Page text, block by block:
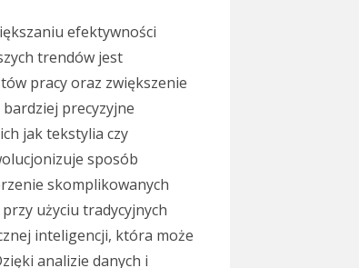
efektywności
trendów jest
pracy oraz zwiększenie
precyzyjne
jak tekstylia czy
sposób
skomplikowanych
użyciu tradycyjnych
inteligencji, która może
analizie danych i